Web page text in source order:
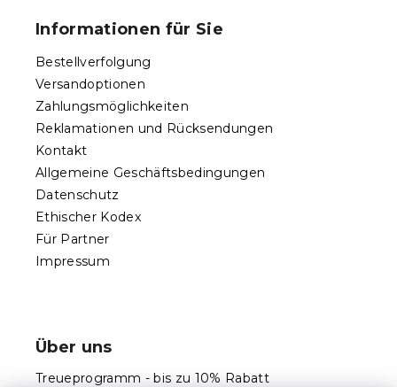
Informationen für Sie
Bestellverfolgung
Versandoptionen
Zahlungsmöglichkeiten
Reklamationen und Rücksendungen
Kontakt
Allgemeine Geschäftsbedingungen
Datenschutz
Ethischer Kodex
Für Partner
Impressum
Über uns
Treueprogramm - bis zu 10% Rabatt